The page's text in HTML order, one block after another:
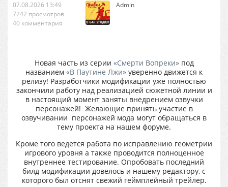
07.08.2026 13:49
7242 просмотров
40 комментария
Аdmin
Новая часть из серии «Смерти Вопреки» под
названием «В Паутине Лжи» уверенно движется к
релизу! Разработчики модификации уже полностью
закончили работу над реализацией сюжетной линии и
в настоящий момент заняты внедрением озвучки
персонажей! Желающие принять участие в
озвучивании персонажей мода могут обращаться в
тему проекта на нашем форуме.
Кроме того ведется работа по исправлению геометрии
игрового уровня а также проводится полноценное
внутреннее тестирование. Опробовать последний
билд модификации довелось и нашему редактору, с
которого был отснят свежий геймплейный трейлер.